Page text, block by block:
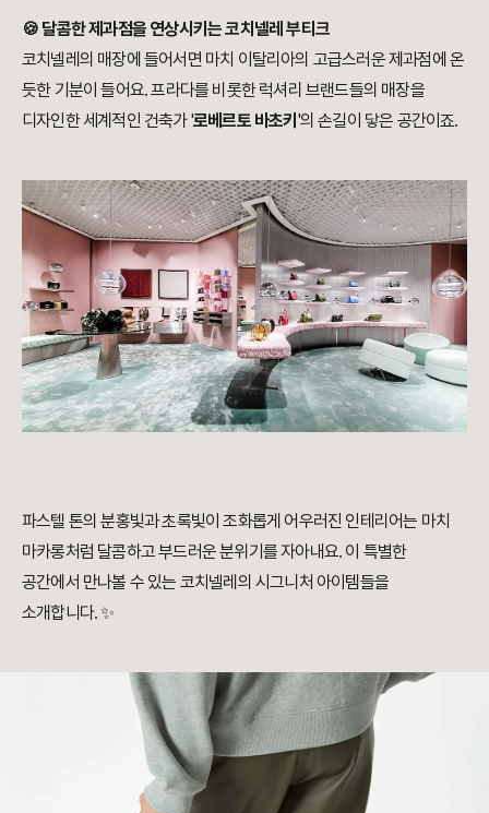
🍪 달콤한 제과점을 연상시키는 코치넬레 부티크
코치넬레의 매장에 들어서면 마치 이탈리아의 고급스러운 제과점에 온
듯한 기분이 들어요. 프라다를 비롯한 럭셔리 브랜드들의 매장을
디자인한 세계적인 건축가 '로베르토 바초키 '의 손길이 닿은 공간이죠.
파스텔 톤의 분홍빛과 초록빛이 조화롭게 어우러진 인테리어는 마치
마카롱처럼 달콤하고 부드러운 분위기를 자아내요. 이 특별한
공간에서 만나볼 수 있는 코치넬레의 시그니처 아이템들을
소개합니다. ✨